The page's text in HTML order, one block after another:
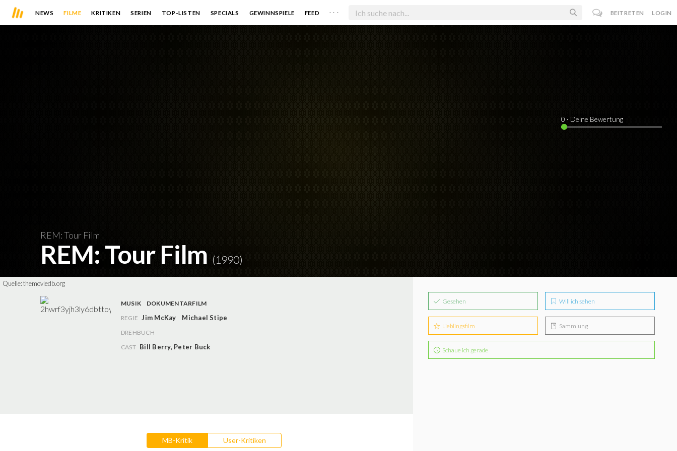
NEWS FILME KRITIKEN SERIEN TOP-LISTEN SPECIALS GEWINNSPIELE FEED . . . BEITRETEN LOGIN
REM: Tour Film
REM: Tour Film (1990)
0 · Deine Bewertung
Quelle:themoviedb.org
MUSIK
DOKUMENTARFILM
REGIE Jim McKay Michael Stipe
DREHBUCH
CAST Bill Berry, Peter Buck
MB-Kritik User-Kritiken
Gesehen Will ich sehen
Lieblingsfilm Sammlung
Schaue ich gerade